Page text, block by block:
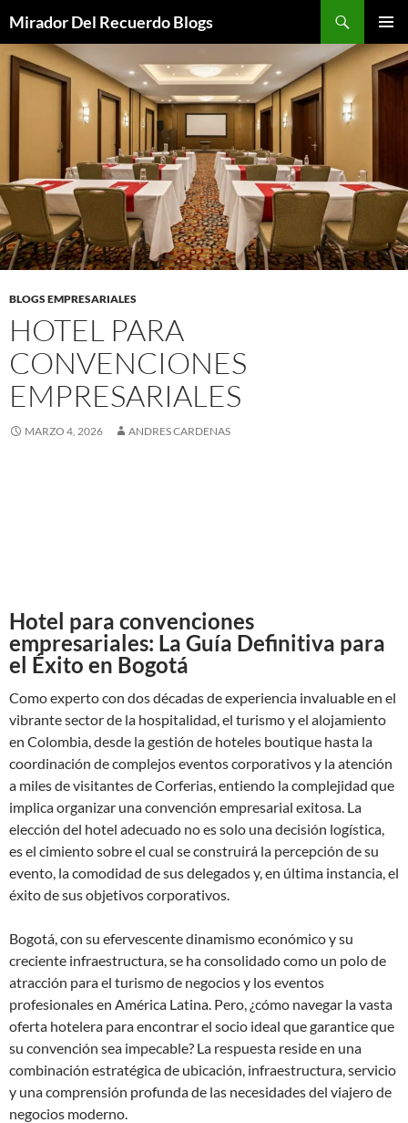
contenido
Mirador Del Recuerdo Blogs
MENÚ
BLOGS EMPRESARIALES
HOTEL PARA
CONVENCIONES
EMPRESARIALES
MARZO 4, 2026 ANDRES CARDENAS
Hotel para convenciones
empresariales: La Guía Definitiva para
el Éxito en Bogotá
Como experto con dos décadas de experiencia invaluable en el
vibrante sector de la hospitalidad, el turismo y el alojamiento
en Colombia, desde la gestión de hoteles boutique hasta la
coordinación de complejos eventos corporativos y la atención
a miles de visitantes de Corferias, entiendo la complejidad que
implica organizar una convención empresarial exitosa. La
elección del hotel adecuado no es solo una decisión logística,
es el cimiento sobre el cual se construirá la percepción de su
evento, la comodidad de sus delegados y, en última instancia, el
éxito de sus objetivos corporativos.
Bogotá, con su efervescente dinamismo económico y su
creciente infraestructura, se ha consolidado como un polo de
atracción para el turismo de negocios y los eventos
profesionales en América Latina. Pero, ¿cómo navegar la vasta
oferta hotelera para encontrar el socio ideal que garantice que
su convención sea impecable? La respuesta reside en una
combinación estratégica de ubicación, infraestructura, servicio
y una comprensión profunda de las necesidades del viajero de
negocios moderno.